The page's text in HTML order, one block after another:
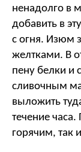
ненадолго в
добавить в
с огня. Изюм
желтками. В
пену белки и
сливочным
выложить
течение
горячим, так